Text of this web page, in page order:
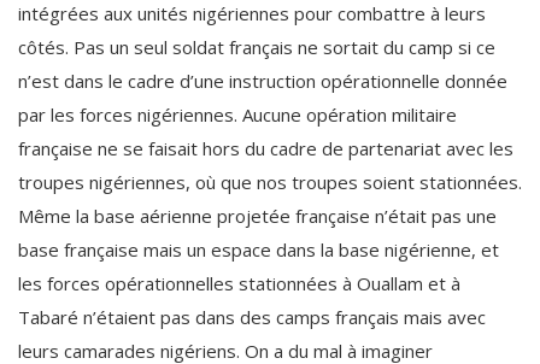
intégrées aux unités nigériennes pour combattre à leurs
côtés. Pas un seul soldat français ne sortait du camp si ce
n’est dans le cadre d’une instruction opérationnelle donnée
par les forces nigériennes. Aucune opération militaire
française ne se faisait hors du cadre de partenariat avec les
troupes nigériennes, où que nos troupes soient stationnées.
Même la base aérienne projetée française n’était pas une
base française mais un espace dans la base nigérienne, et
les forces opérationnelles stationnées à Ouallam et à
Tabaré n’étaient pas dans des camps français mais avec
leurs camarades nigériens. On a du mal à imaginer